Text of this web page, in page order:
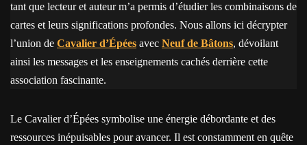
tant que lecteur et auteur m’a permis d’étudier les combinaisons de
cartes et leurs significations profondes. Nous allons ici décrypter
l’union de Cavalier d’Épées avec Neuf de Bâtons, dévoilant
ainsi les messages et les enseignements cachés derrière cette
association fascinante.
Le Cavalier d’Épées symbolise une énergie débordante et des
ressources inépuisables pour avancer. Il est constamment en quête